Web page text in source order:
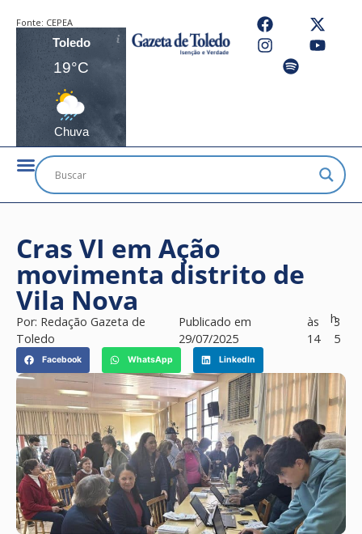
Fonte: CEPEA
Toledo
19°C
Chuva
Cras VI em Ação
movimenta distrito de
Vila Nova
Por: Redação Gazeta de
Toledo
Publicado em
29/07/2025
às
14
h3
5
Facebook WhatsApp LinkedIn